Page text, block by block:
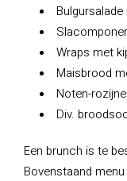
Wraps met
Maisbrood
Noten-
Div.
Een brunch is te
Bovenstaand